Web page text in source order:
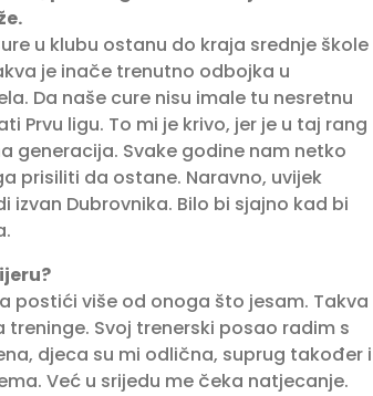
u klubu ostanu do kraja srednje škole
je inače trenutno odbojka u
Da naše cure nisu imale tu nesretnu
Prvu ligu. To mi je krivo, jer je u taj rang
generacija. Svake godine nam netko
prisiliti da ostane. Naravno, uvijek
Dubrovnika. Bilo bi sjajno kad bi
postići više od onoga što jesam. Takva
Svoj trenerski posao radim s
djeca su mi odlična, suprug također i
Već u srijedu me čeka natjecanje.